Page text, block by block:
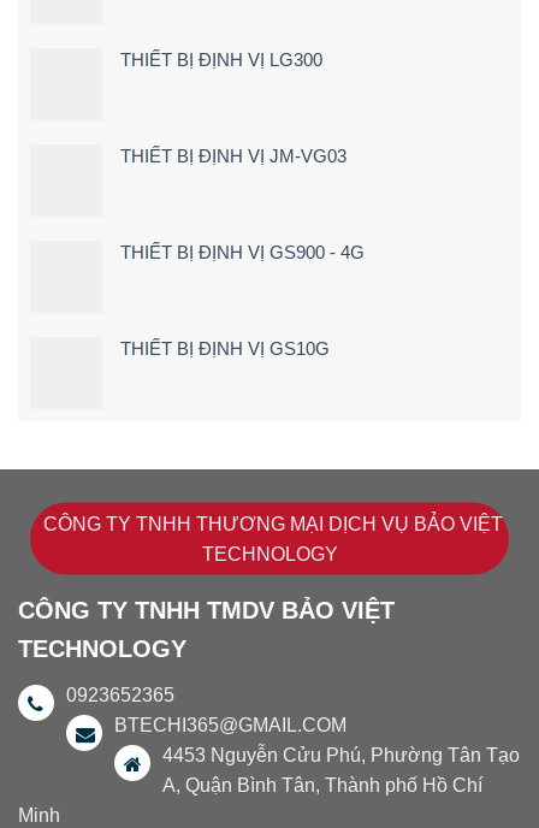
độ
Bảng
Chọn
(2026)
THIẾT BỊ ĐỊNH VỊ LG300
THIẾT BỊ ĐỊNH VỊ JM-VG03
THIẾT BỊ ĐỊNH VỊ GS900 - 4G
THIẾT BỊ ĐỊNH VỊ GS10G
CÔNG TY TNHH THƯƠNG MẠI DỊCH VỤ BẢO VIỆT
TECHNOLOGY
CÔNG TY TNHH TMDV BẢO VIỆT
TECHNOLOGY
0923652365
BTECHI365@GMAIL.COM
4453 Nguyễn Cửu Phú, Phường Tân Tạo
A, Quận Bình Tân, Thành phố Hồ Chí
Minh